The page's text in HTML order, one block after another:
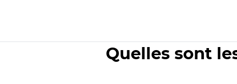
Quelles sont